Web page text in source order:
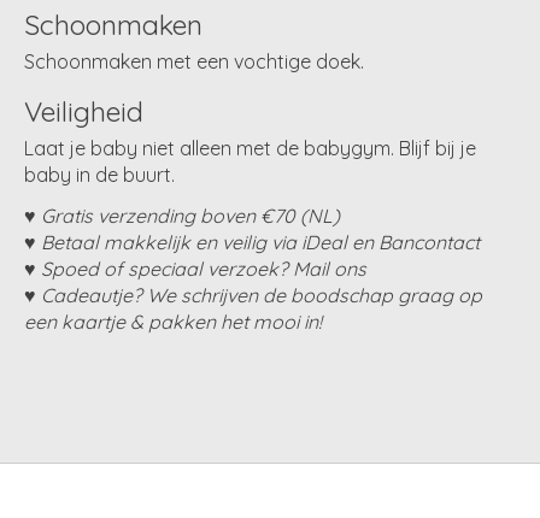
Schoonmaken
Schoonmaken met een vochtige doek.
Veiligheid
Laat je baby niet alleen met de babygym. Blijf bij je
baby in de buurt.
♥ Gratis verzending boven €70 (NL)
♥ Betaal makkelijk en veilig via iDeal en Bancontact
♥ Spoed of speciaal verzoek? Mail ons
♥ Cadeautje? We schrijven de boodschap graag op
een kaartje & pakken het mooi in!